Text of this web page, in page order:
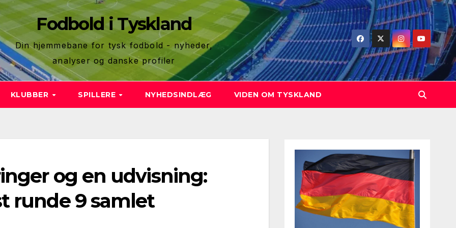
Fodbold i Tyskland
Din hjemmebane for tysk fodbold - nyheder,
analyser og danske profiler
KLUBBER SPILLERE NYHEDSINDLÆG VIDEN OM TYSKLAND
og en udvisning:
runde 9 samlet